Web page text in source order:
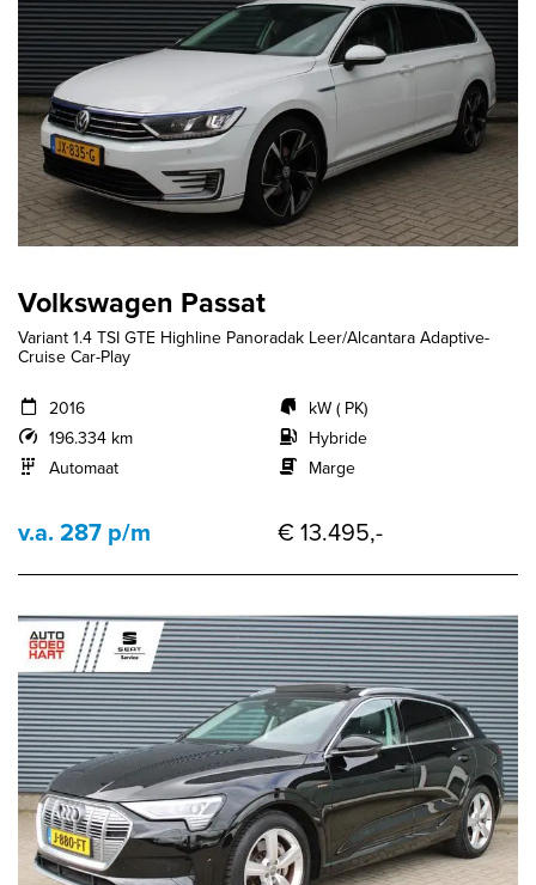
Volkswagen Passat
Variant 1.4 TSI GTE Highline Panoradak Leer/Alcantara Adaptive-
Cruise Car-Play
2016
196.334 km
Automaat
kW ( PK)
Hybride
Marge
v.a. 287 p/m € 13.495,-